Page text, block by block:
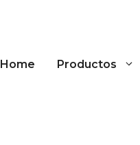
Home Productos